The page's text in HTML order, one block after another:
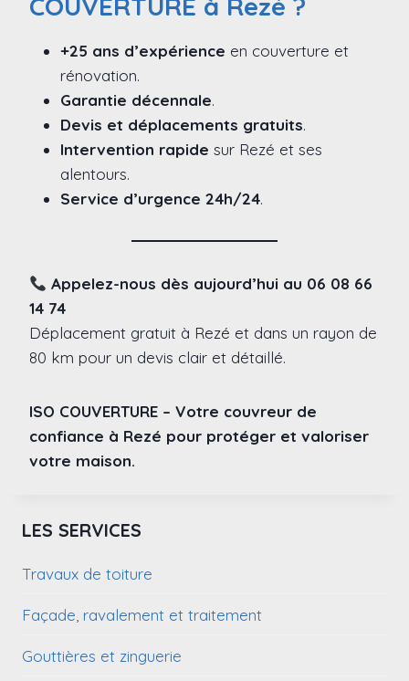
+25 ans d’expérience en couverture et
rénovation.
Garantie décennale.
Devis et déplacements gratuits.
Intervention rapide sur Rezé et ses
alentours.
Service d’urgence 24h/24.
Appelez-nous dès aujourd’hui au 06 08 66
14 74
Déplacement gratuit à Rezé et dans un rayon de
80 km pour un devis clair et détaillé.
ISO COUVERTURE – Votre couvreur de
confiance à Rezé pour protéger et valoriser
votre maison.
LES SERVICES
Travaux de toiture
Façade, ravalement et traitement
Gouttières et zinguerie